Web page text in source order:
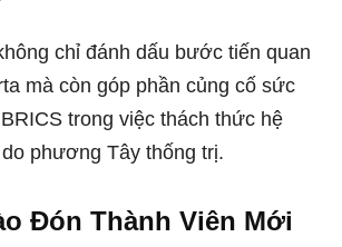
chỉ đánh dấu bước tiến quan
mà còn góp phần củng cố sức
trong việc thách thức hệ
phương Tây thống trị.
Đón Thành Viên Mới